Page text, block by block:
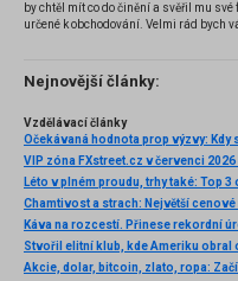
by chtěl mít co do činění a svěřil mu své
určené k obchodování. Velmi rád bych
několik příkladů nejznámějších z nich.
Nejnovější články:
Vzdělávací články
Očekávaná hodnota prop výzvy: Kdy
VIP zóna FXstreet.cz v červenci
Káva na rozcestí. Přinese rekordní
Akcie, dolar, bitcoin, zlato, ropa: